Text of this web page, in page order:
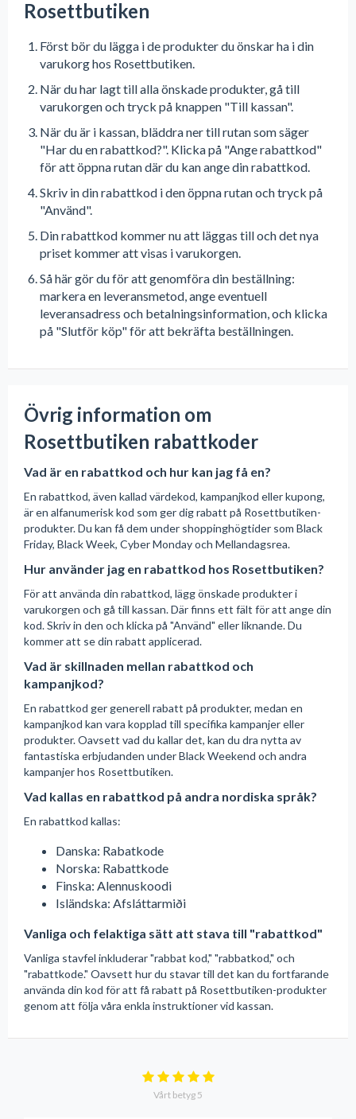
Rosettbutiken
Först bör du lägga i de produkter du önskar ha i din
varukorg hos Rosettbutiken.
När du har lagt till alla önskade produkter, gå till
varukorgen och tryck på knappen "Till kassan".
När du är i kassan, bläddra ner till rutan som säger
"Har du en rabattkod?". Klicka på "Ange rabattkod"
för att öppna rutan där du kan ange din rabattkod.
Skriv in din rabattkod i den öppna rutan och tryck på
"Använd".
Din rabattkod kommer nu att läggas till och det nya
priset kommer att visas i varukorgen.
Så här gör du för att genomföra din beställning:
markera en leveransmetod, ange eventuell
leveransadress och betalningsinformation, och klicka
på "Slutför köp" för att bekräfta beställningen.
Övrig information om
Rosettbutiken rabattkoder
Vad är en rabattkod och hur kan jag få en?
En rabattkod, även kallad värdekod, kampanjkod eller kupong,
är en alfanumerisk kod som ger dig rabatt på Rosettbutiken-
produkter. Du kan få dem under shoppinghögtider som Black
Friday, Black Week, Cyber Monday och Mellandagsrea.
Hur använder jag en rabattkod hos Rosettbutiken?
För att använda din rabattkod, lägg önskade produkter i
varukorgen och gå till kassan. Där finns ett fält för att ange din
kod. Skriv in den och klicka på "Använd" eller liknande. Du
kommer att se din rabatt applicerad.
Vad är skillnaden mellan rabattkod och
kampanjkod?
En rabattkod ger generell rabatt på produkter, medan en
kampanjkod kan vara kopplad till specifika kampanjer eller
produkter. Oavsett vad du kallar det, kan du dra nytta av
fantastiska erbjudanden under Black Weekend och andra
kampanjer hos Rosettbutiken.
Vad kallas en rabattkod på andra nordiska språk?
En rabattkod kallas:
Danska: Rabatkode
Norska: Rabattkode
Finska: Alennuskoodi
Isländska: Afsláttarmiði
Vanliga och felaktiga sätt att stava till "rabattkod"
Vanliga stavfel inkluderar "rabbat kod," "rabbatkod," och
"rabattkode." Oavsett hur du stavar till det kan du fortfarande
använda din kod för att få rabatt på Rosettbutiken-produkter
genom att följa våra enkla instruktioner vid kassan.
Vårt betyg 5